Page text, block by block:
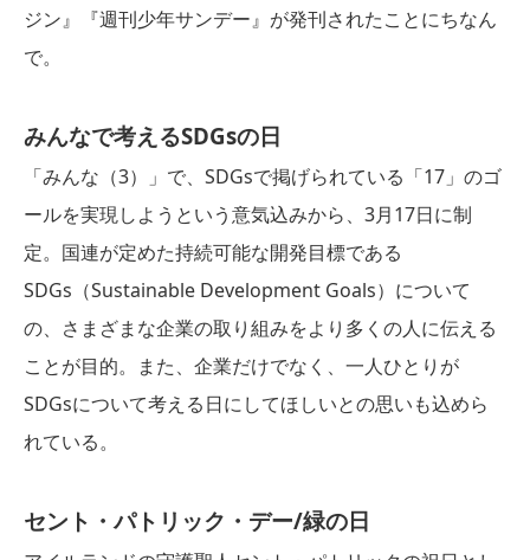
ジン』『週刊少年サンデー』が発刊されたことにちなん
で。
みんなで考えるSDGsの日
「みんな（3）」で、SDGsで掲げられている「17」のゴ
ールを実現しようという意気込みから、3月17日に制
定。国連が定めた持続可能な開発目標である
SDGs（Sustainable Development Goals）について
の、さまざまな企業の取り組みをより多くの人に伝える
ことが目的。また、企業だけでなく、一人ひとりが
SDGsについて考える日にしてほしいとの思いも込めら
れている。
セント・パトリック・デー/緑の日